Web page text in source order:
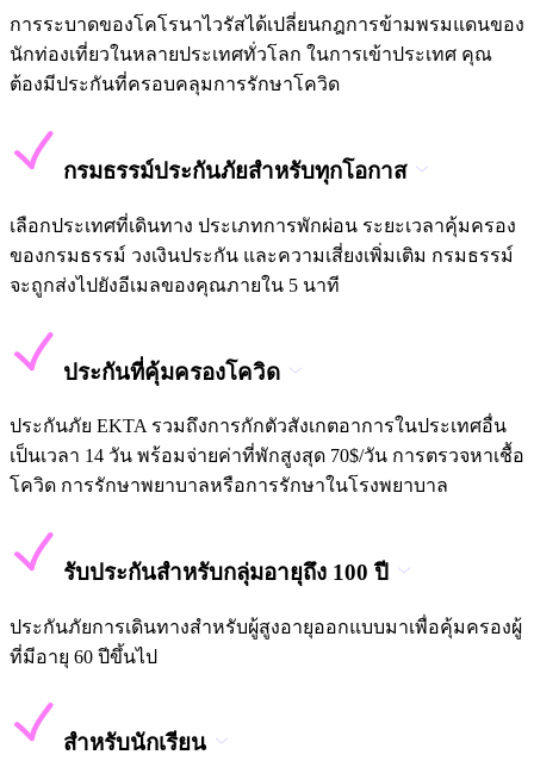
การระบาดของโคโรนาไวรัสได้เปลี่ยนกฎการข้ามพรมแดนของ
นักท่องเที่ยวในหลายประเทศทั่วโลก ในการเข้าประเทศ คุณ
ต้องมีประกันที่ครอบคลุมการรักษาโควิด
กรมธรรม์ประกันภัยสำหรับทุกโอกาส
เลือกประเทศที่เดินทาง ประเภทการพักผ่อน ระยะเวลาคุ้มครอง
ของกรมธรรม์ วงเงินประกัน และความเสี่ยงเพิ่มเติม กรมธรรม์
จะถูกส่งไปยังอีเมลของคุณภายใน 5 นาที
ประกันที่คุ้มครองโควิด
ประกันภัย EKTA รวมถึงการกักตัวสังเกตอาการในประเทศอื่น
เป็นเวลา 14 วัน พร้อมจ่ายค่าที่พักสูงสุด 70$/วัน การตรวจหาเชื้อ
โควิด การรักษาพยาบาลหรือการรักษาในโรงพยาบาล
รับประกันสำหรับกลุ่มอายุถึง 100 ปี
ประกันภัยการเดินทางสำหรับผู้สูงอายุออกแบบมาเพื่อคุ้มครองผู้
ที่มีอายุ 60 ปีขึ้นไป
สำหรับนักเรียน